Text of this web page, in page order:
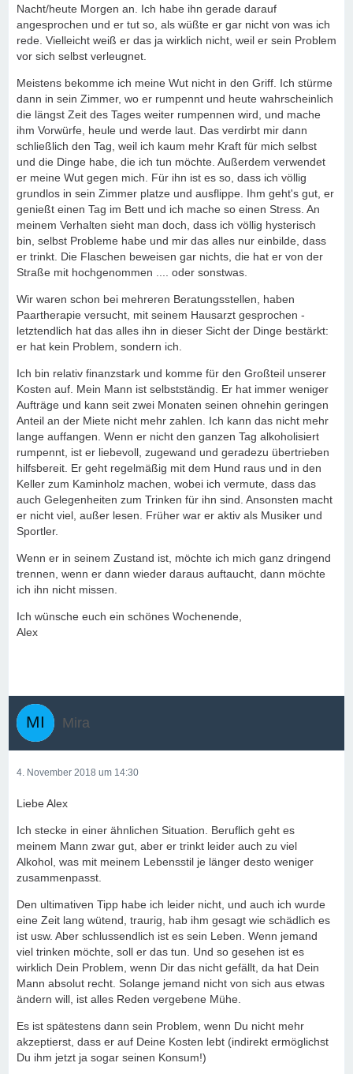
Nacht/heute Morgen an. Ich habe ihn gerade darauf
angesprochen und er tut so, als wüßte er gar nicht von was ich
rede. Vielleicht weiß er das ja wirklich nicht, weil er sein Problem
vor sich selbst verleugnet.
Meistens bekomme ich meine Wut nicht in den Griff. Ich stürme
dann in sein Zimmer, wo er rumpennt und heute wahrscheinlich
die längst Zeit des Tages weiter rumpennen wird, und mache
ihm Vorwürfe, heule und werde laut. Das verdirbt mir dann
schließlich den Tag, weil ich kaum mehr Kraft für mich selbst
und die Dinge habe, die ich tun möchte. Außerdem verwendet
er meine Wut gegen mich. Für ihn ist es so, dass ich völlig
grundlos in sein Zimmer platze und ausflippe. Ihm geht's gut, er
genießt einen Tag im Bett und ich mache so einen Stress. An
meinem Verhalten sieht man doch, dass ich völlig hysterisch
bin, selbst Probleme habe und mir das alles nur einbilde, dass
er trinkt. Die Flaschen beweisen gar nichts, die hat er von der
Straße mit hochgenommen .... oder sonstwas.
Wir waren schon bei mehreren Beratungsstellen, haben
Paartherapie versucht, mit seinem Hausarzt gesprochen -
letztendlich hat das alles ihn in dieser Sicht der Dinge bestärkt:
er hat kein Problem, sondern ich.
Ich bin relativ finanzstark und komme für den Großteil unserer
Kosten auf. Mein Mann ist selbstständig. Er hat immer weniger
Aufträge und kann seit zwei Monaten seinen ohnehin geringen
Anteil an der Miete nicht mehr zahlen. Ich kann das nicht mehr
lange auffangen. Wenn er nicht den ganzen Tag alkoholisiert
rumpennt, ist er liebevoll, zugewand und geradezu übertrieben
hilfsbereit. Er geht regelmäßig mit dem Hund raus und in den
Keller zum Kaminholz machen, wobei ich vermute, dass das
auch Gelegenheiten zum Trinken für ihn sind. Ansonsten macht
er nicht viel, außer lesen. Früher war er aktiv als Musiker und
Sportler.
Wenn er in seinem Zustand ist, möchte ich mich ganz dringend
trennen, wenn er dann wieder daraus auftaucht, dann möchte
ich ihn nicht missen.
Ich wünsche euch ein schönes Wochenende,
Alex
Mira
4. November 2018 um 14:30
Liebe Alex
Ich stecke in einer ähnlichen Situation. Beruflich geht es
meinem Mann zwar gut, aber er trinkt leider auch zu viel
Alkohol, was mit meinem Lebensstil je länger desto weniger
zusammenpasst.
Den ultimativen Tipp habe ich leider nicht, und auch ich wurde
eine Zeit lang wütend, traurig, hab ihm gesagt wie schädlich es
ist usw. Aber schlussendlich ist es sein Leben. Wenn jemand
viel trinken möchte, soll er das tun. Und so gesehen ist es
wirklich Dein Problem, wenn Dir das nicht gefällt, da hat Dein
Mann absolut recht. Solange jemand nicht von sich aus etwas
ändern will, ist alles Reden vergebene Mühe.
Es ist spätestens dann sein Problem, wenn Du nicht mehr
akzeptierst, dass er auf Deine Kosten lebt (indirekt ermöglichst
Du ihm jetzt ja sogar seinen Konsum!)